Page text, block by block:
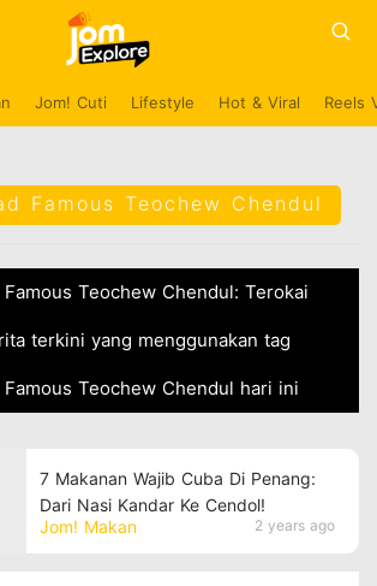
Jom! Cuti Lifestyle Hot & Viral Reels
Famous Teochew Chendul
Famous Teochew Chendul: Terokai
terkini yang menggunakan tag
Famous Teochew Chendul hari ini
Jom! Makan 2 years ago
7 Makanan Wajib Cuba Di Penang:
Dari Nasi Kandar Ke Cendol!